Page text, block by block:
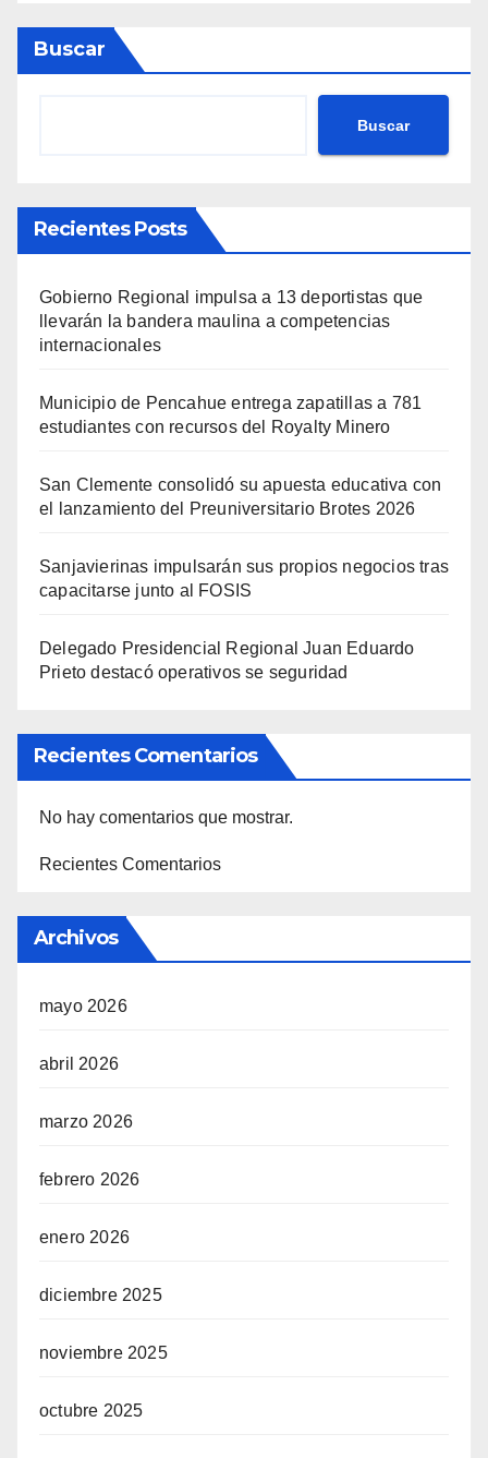
Buscar
Buscar
Recientes Posts
Gobierno Regional impulsa a 13 deportistas que
llevarán la bandera maulina a competencias
internacionales
Municipio de Pencahue entrega zapatillas a 781
estudiantes con recursos del Royalty Minero
San Clemente consolidó su apuesta educativa con
el lanzamiento del Preuniversitario Brotes 2026
Sanjavierinas impulsarán sus propios negocios tras
capacitarse junto al FOSIS
Delegado Presidencial Regional Juan Eduardo
Prieto destacó operativos se seguridad
Recientes Comentarios
No hay comentarios que mostrar.
Recientes Comentarios
Archivos
mayo 2026
abril 2026
marzo 2026
febrero 2026
enero 2026
diciembre 2025
noviembre 2025
octubre 2025